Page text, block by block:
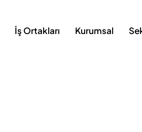
İş Ortakları Kurumsal